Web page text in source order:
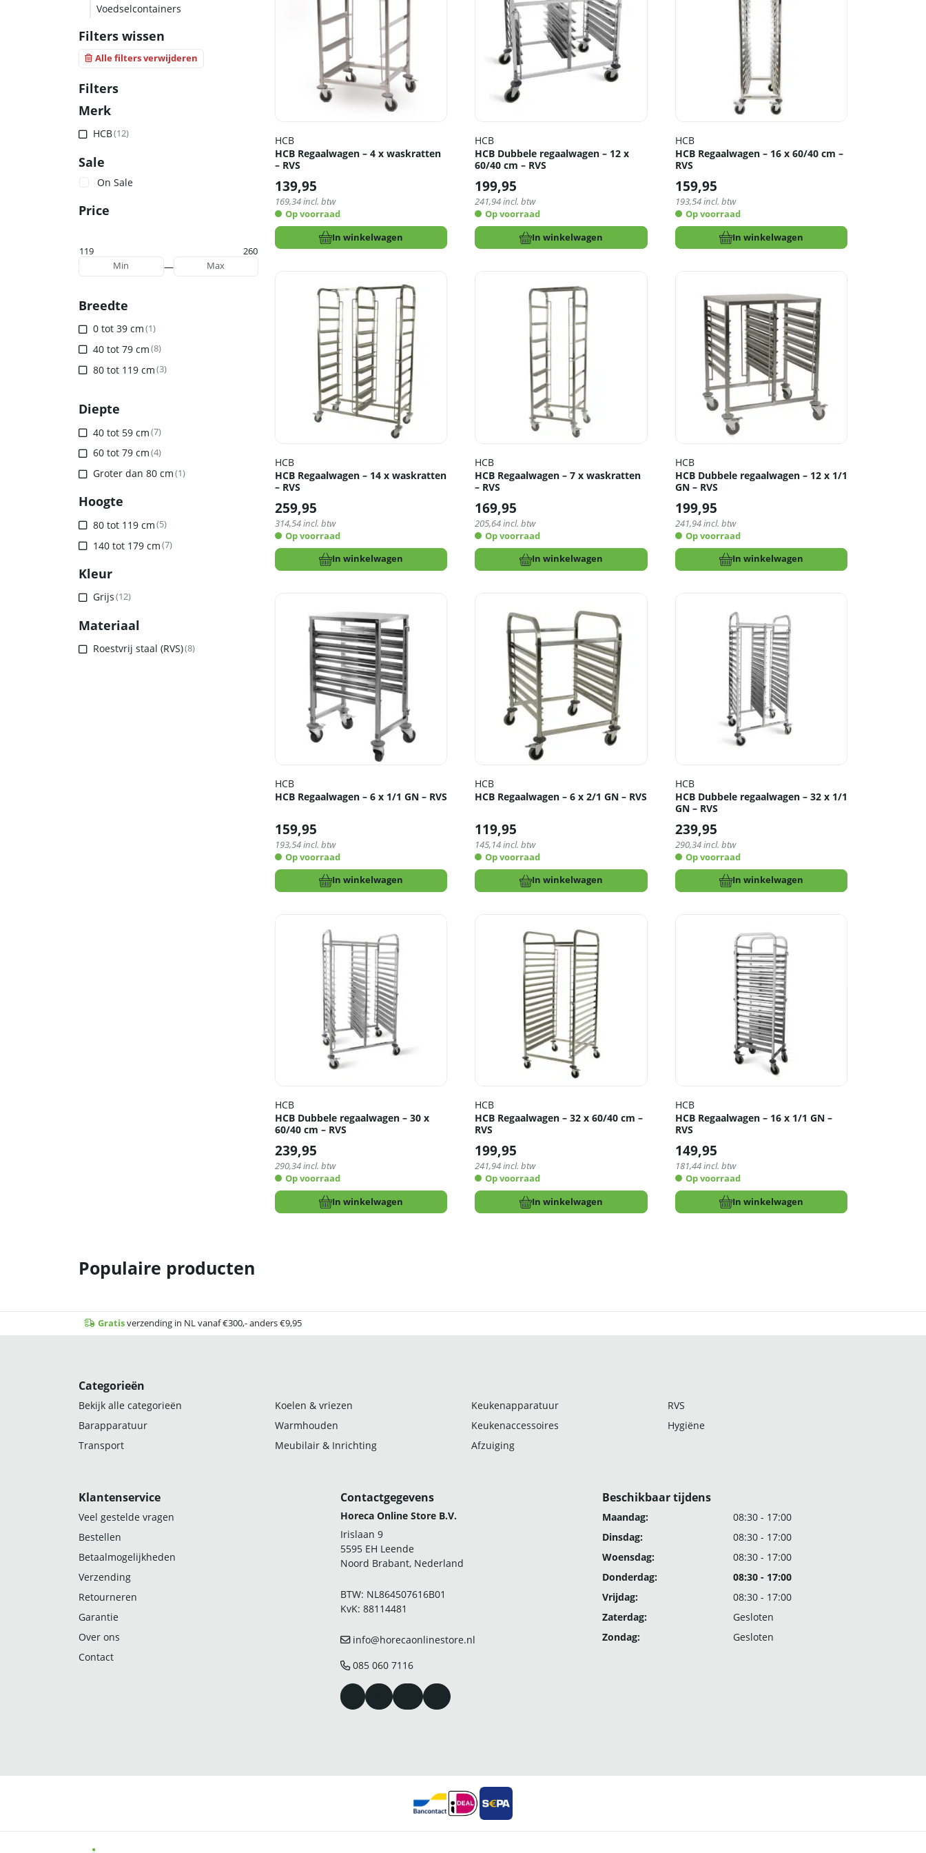
Voedselcontainers
Filters wissen
Alle filters verwijderen
Filters
Merk
HCB(12)
Sale
On Sale
Price
—
119 260
Breedte
0 tot 39 cm(1)
40 tot 79 cm(8)
80 tot 119 cm(3)
Diepte
40 tot 59 cm(7)
60 tot 79 cm(4)
Groter dan 80 cm(1)
Hoogte
80 tot 119 cm(5)
140 tot 179 cm(7)
Kleur
Grijs(12)
Materiaal
Roestvrij staal (RVS)(8)
HCB
HCB Regaalwagen – 4 x waskratten
– RVS
139,95
169,34incl. btw
Op voorraad
In winkelwagen
HCB
HCB Dubbele regaalwagen – 12 x
60/40 cm – RVS
199,95
241,94incl. btw
Op voorraad
In winkelwagen
HCB
HCB Regaalwagen – 16 x 60/40 cm –
RVS
159,95
193,54incl. btw
Op voorraad
In winkelwagen
HCB
HCB Regaalwagen – 14 x waskratten
– RVS
259,95
314,54incl. btw
Op voorraad
In winkelwagen
HCB
HCB Regaalwagen – 7 x waskratten
– RVS
169,95
205,64incl. btw
Op voorraad
In winkelwagen
HCB
HCB Dubbele regaalwagen – 12 x 1/1
GN – RVS
199,95
241,94incl. btw
Op voorraad
In winkelwagen
HCB
HCB Regaalwagen – 6 x 1/1 GN – RVS
159,95
193,54incl. btw
Op voorraad
In winkelwagen
HCB
HCB Regaalwagen – 6 x 2/1 GN – RVS
119,95
145,14incl. btw
Op voorraad
In winkelwagen
HCB
HCB Dubbele regaalwagen – 32 x 1/1
GN – RVS
239,95
290,34incl. btw
Op voorraad
In winkelwagen
HCB
HCB Dubbele regaalwagen – 30 x
60/40 cm – RVS
239,95
290,34incl. btw
Op voorraad
In winkelwagen
HCB
HCB Regaalwagen – 32 x 60/40 cm –
RVS
199,95
241,94incl. btw
Op voorraad
In winkelwagen
HCB
HCB Regaalwagen – 16 x 1/1 GN –
RVS
149,95
181,44incl. btw
Op voorraad
In winkelwagen
Populaire producten
Gratisverzending in NL vanaf €300,- anders €9,95
Categorieën
Bekijk alle categorieën Koelen & vriezen Keukenapparatuur
RVS
Barapparatuur
Warmhouden Keukenaccessoires
Hygiëne
Transport
Meubilair & Inrichting Afzuiging
Klantenservice
Veel gestelde vragen
Bestellen
Betaalmogelijkheden
Verzending
Retourneren
Garantie
Over ons
Contact
Contactgegevens
Horeca Online Store B.V.
Irislaan 9
5595 EH Leende
Noord Brabant, Nederland
BTW: NL864507616B01
KvK: 88114481
info@horecaonlinestore.nl
085 060 7116
Beschikbaar tijdens
Maandag:
08:30 - 17:00
Dinsdag:
08:30 - 17:00
Woensdag:
08:30 - 17:00
Donderdag:
08:30 - 17:00
Vrijdag:
08:30 - 17:00
Zaterdag:
Gesloten
Zondag:
Gesloten